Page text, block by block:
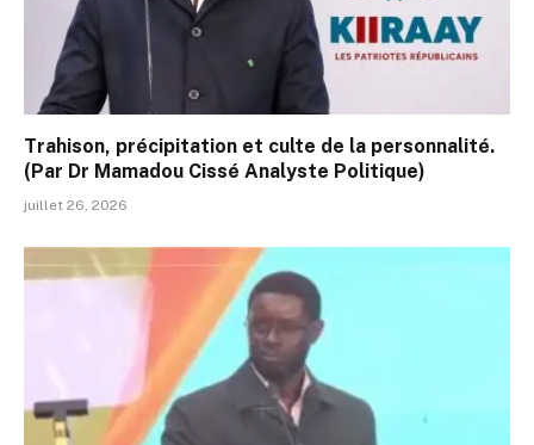
Trahison, précipitation et culte de la personnalité.
(Par Dr Mamadou Cissé Analyste Politique)
juillet 26, 2026